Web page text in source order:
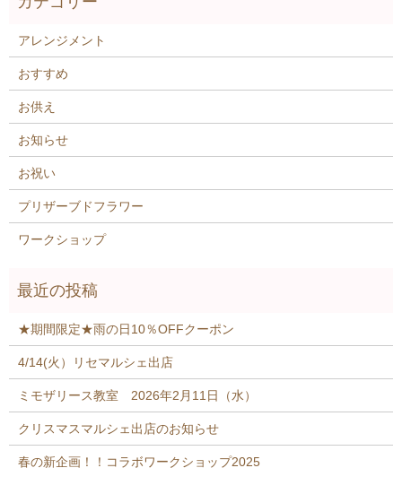
アレンジメント
おすすめ
お供え
お知らせ
お祝い
プリザーブドフラワー
ワークショップ
★期間限定★雨の日10％OFFクーポン
4/14(火）リセマルシェ出店
ミモザリース教室 2026年2月11日（水）
クリスマスマルシェ出店のお知らせ
春の新企画！！コラボワークショップ2025